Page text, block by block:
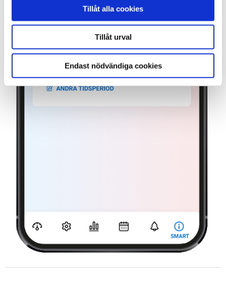
Tillåt alla cookies
Tillåt urval
Endast nödvändiga cookies